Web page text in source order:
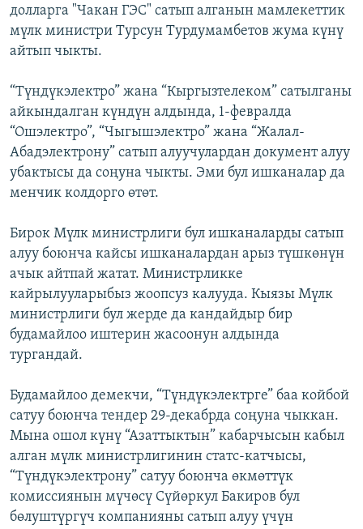
долларга "Чакан ГЭС" сатып алганын мамлекеттик
мүлк министри Турсун Турдумамбетов жума күнү
айтып чыкты.
“Түндүкэлектро” жана “Кыргызтелеком” сатылганы
айкындалган күндүн алдында, 1-февралда
“Ошэлектро”, “Чыгышэлектро” жана “Жалал-
Абадэлектрону” сатып алуучулардан документ алуу
убактысы да соңуна чыкты. Эми бул ишканалар да
менчик колдорго өтөт.
Бирок Мүлк министрлиги бул ишканаларды сатып
алуу боюнча кайсы ишканалардан арыз түшкөнүн
ачык айтпай жатат. Министрликке
кайрылууларыбыз жоопсуз калууда. Кыязы Мүлк
министрлиги бул жерде да кандайдыр бир
будамайлоо иштерин жасоонун алдында
тургандай.
Будамайлоо демекчи, “Түндүкэлектрге” баа койбой
сатуу боюнча тендер 29-декабрда соңуна чыккан.
Мына ошол күнү “Азаттыктын” кабарчысын кабыл
алган мүлк министрлигинин статс-катчысы,
“Түндүкэлектрону” сатуу боюнча өкмөттүк
комиссиянын мүчөсү Сүйөркул Бакиров бул
бөлуштүргүч компанияны сатып алуу үчүн